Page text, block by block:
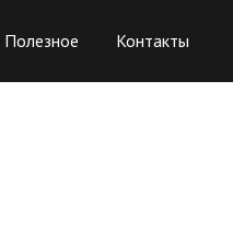
Полезное Контакты